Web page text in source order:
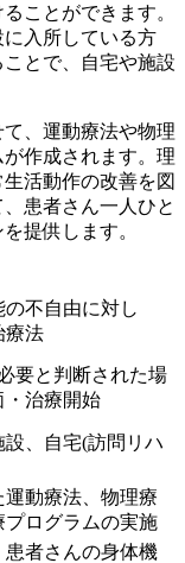
ことができます。
入所している方
ことで、自宅や施設
、運動療法や物理
作成されます。理
活動作の改善を図
患者さん一人ひと
提供します。
不自由に対し
療法
要と判断された場
・治療開始
、自宅(訪問リハ
動療法、物理療
ログラムの実施
者さんの身体機